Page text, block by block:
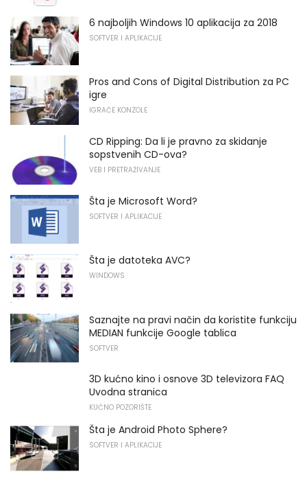
6 najboljih Windows 10 aplikacija za 2018
SOFTVER I APLIKACIJE
Pros and Cons of Digital Distribution za PC
igre
IGRAĆE KONZOLE
CD Ripping: Da li je pravno za skidanje
sopstvenih CD-ova?
VEB I PRETRAŽIVANJE
Šta je Microsoft Word?
SOFTVER I APLIKACIJE
Šta je datoteka AVC?
WINDOWS
Saznajte na pravi način da koristite funkciju
MEDIAN funkcije Google tablica
SOFTVER
3D kućno kino i osnove 3D televizora FAQ
Uvodna stranica
KUĆNO POZORIŠTE
Šta je Android Photo Sphere?
SOFTVER I APLIKACIJE